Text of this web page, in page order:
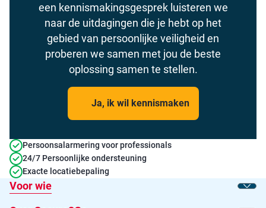
een kennismakingsgesprek luisteren we
naar de uitdagingen die je hebt op het
gebied van persoonlijke veiligheid en
proberen we samen met jou de beste
oplossing samen te stellen.
Ja, ik wil kennismaken
Persoonsalarmering voor professionals
24/7 Persoonlijke ondersteuning
Exacte locatiebepaling
Voor wie
Toon